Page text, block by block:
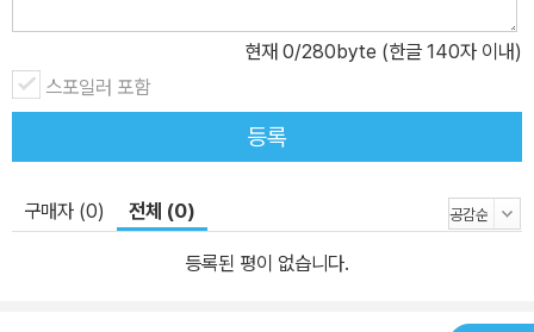
현재 0/280byte (한글 140자 이내)
스포일러 포함
등록
구매자 (0) 전체 (0)
등록된 평이 없습니다.